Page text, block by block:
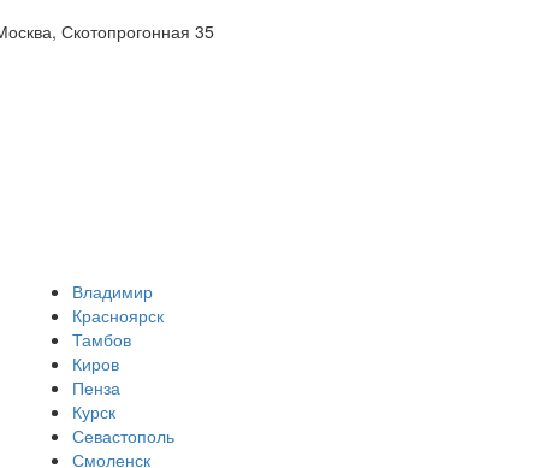
Скотопрогонная 35
Владимир
Красноярск
Тамбов
Киров
Пенза
Курск
Севастополь
Смоленск